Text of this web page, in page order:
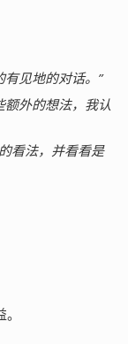
见地的对话。”
额外的想法，我认
看法，并看看是